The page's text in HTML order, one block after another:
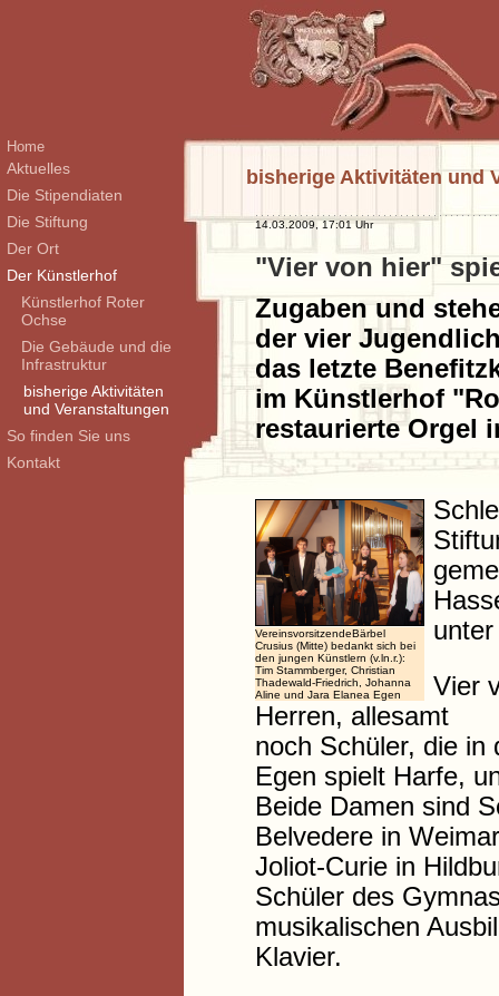
Home
Aktuelles
Die Stipendiaten
Die Stiftung
Der Ort
Der Künstlerhof
Künstlerhof Roter
Ochse
Die Gebäude und die
Infrastruktur
bisherige Aktivitäten
und Veranstaltungen
So finden Sie uns
Kontakt
bisherige Aktivitäten und
14.03.2009, 17:01 Uhr
"Vier von hier"
Zugaben und
der vier
das letzte
im Künstlerhof
restaurierte Orgel
VereinsvorsitzendeBärbel
Crusius (Mitte) bedankt sich bei
den jungen Künstlern (v.ln.r.):
Tim Stammberger, Christian
Thadewald-Friedrich, Johanna
Aline und Jara Elanea Egen
unter
Vier
Herren, allesamt
noch Schüler, die in
Egen spielt Harfe,
Beide Damen sind
Belvedere in
Joliot-Curie in
Schüler des
musikalischen
Klavier.